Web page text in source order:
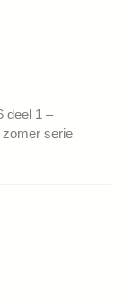
deel 1 –
zomer serie